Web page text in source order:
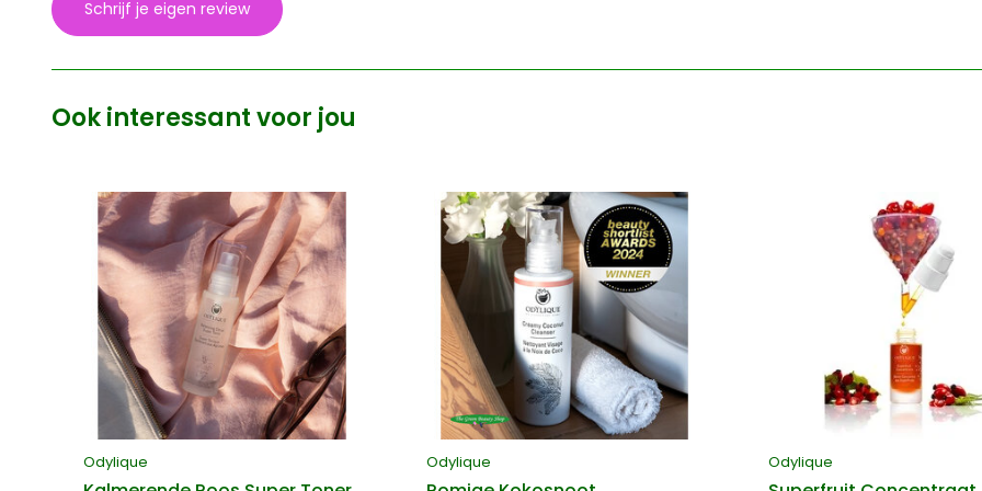
Schrijf je eigen review
Ook interessant voor jou
Odylique Odylique Odylique